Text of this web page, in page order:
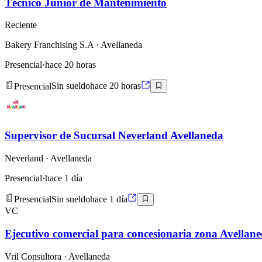
Reciente
Bakery Franchising S.A · Avellaneda
Presencial·hace 20 horas
PresencialSin sueldohace 20 horas
Supervisor de Sucursal Neverland Avellaneda
Neverland · Avellaneda
Presencial·hace 1 día
PresencialSin sueldohace 1 día
VC
Ejecutivo comercial para concesionaria zona
Vril Consultora · Avellaneda